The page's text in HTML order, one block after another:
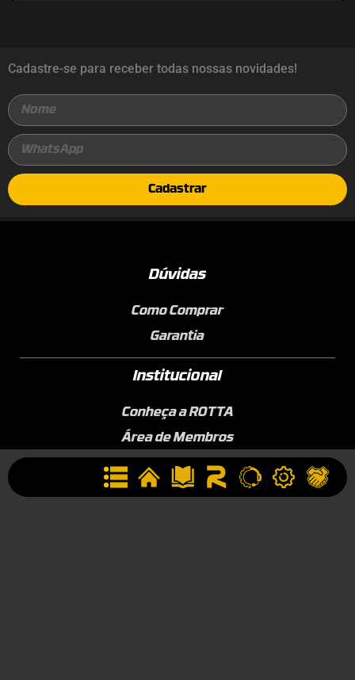
Cadastre-se para receber todas nossas novidades!
Cadastrar
Dúvidas
Como Comprar
Garantia
Institucional
Conheça a ROTTA
Área de Membros
Sobre a Empresa